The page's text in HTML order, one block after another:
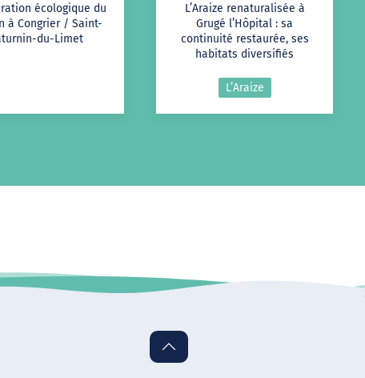
écologique du
à Congrier / Saint-
du-Limet
L’Araize renaturalisée à
Grugé l’Hôpital : sa
continuité restaurée, ses
habitats diversifiés
L’Araize